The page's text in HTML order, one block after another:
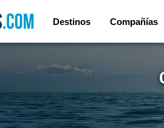
Destinos Compañías